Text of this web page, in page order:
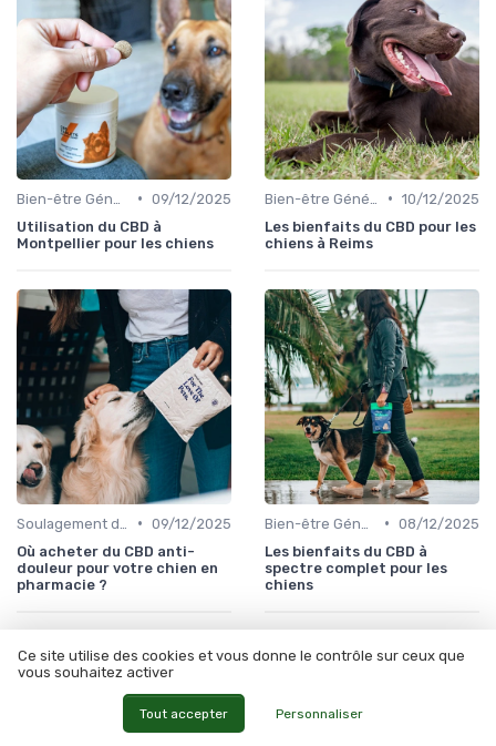
• 09/12/2025
Utilisation du CBD à
Montpellier pour les chiens
• 10/12/2025
Les bienfaits du CBD pour les
chiens à Reims
• 09/12/2025
Où acheter du CBD anti-
douleur pour votre chien en
pharmacie ?
• 08/12/2025
Les bienfaits du CBD à
spectre complet pour les
chiens
Les articles par date
Ce site utilise des cookies et vous donne le contrôle sur ceux que
vous souhaitez activer
Tout accepter Personnaliser